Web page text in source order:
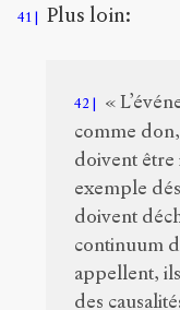
41 Plus loin:
42
«
comme
doivent
exemple
doivent
continuum
appellent,
des